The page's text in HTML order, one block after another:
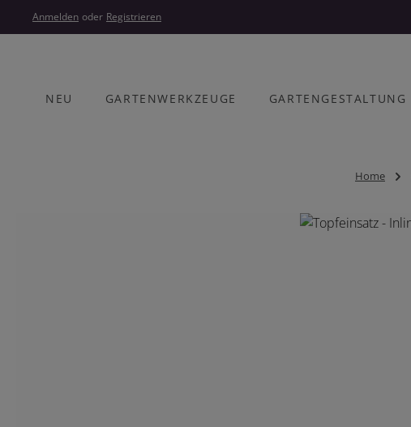
Hauptinhalt springen
Zur Hauptnavigation springen
Anmelden oder Registrieren
NEU GARTENWERKZEUGE GARTENGESTALTUNG
Home